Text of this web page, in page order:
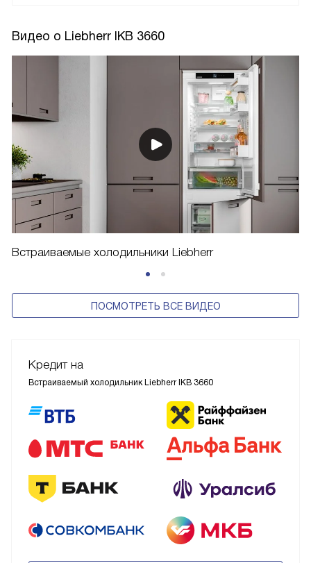
Видео о Liebherr IKB 3660
Встраиваемые холодильники Liebherr
ПОСМОТРЕТЬ ВСЕ ВИДЕО
Кредит на
Встраиваемый холодильник Liebherr IKB 3660